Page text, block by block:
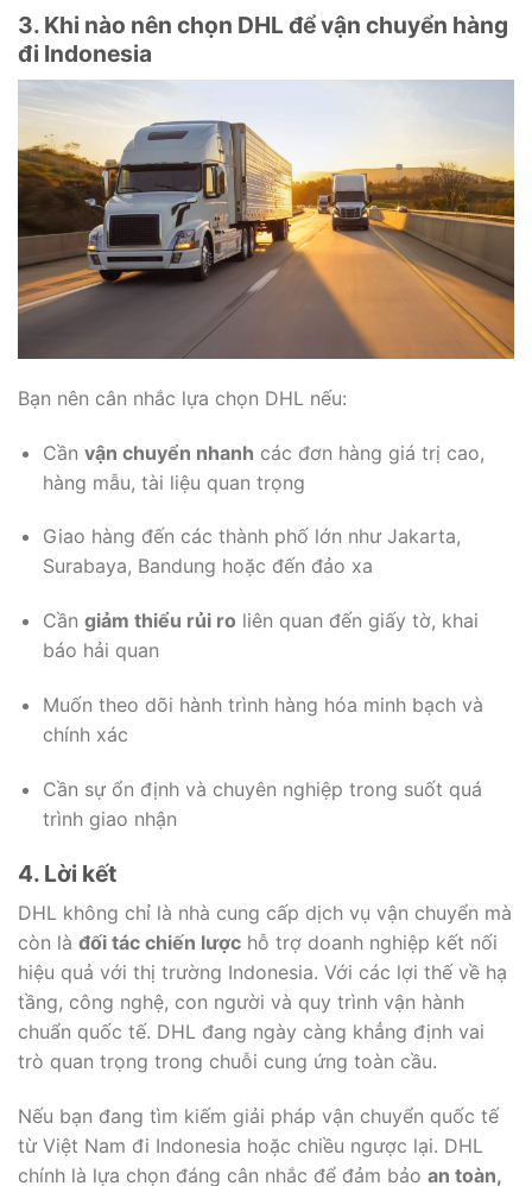
3. Khi nào nên chọn DHL để vận chuyển hàng
đi Indonesia
Bạn nên cân nhắc lựa chọn DHL nếu:
Cần vận chuyển nhanh các đơn hàng giá trị cao,
hàng mẫu, tài liệu quan trọng
Giao hàng đến các thành phố lớn như Jakarta,
Surabaya, Bandung hoặc đến đảo xa
Cần giảm thiểu rủi ro liên quan đến giấy tờ, khai
báo hải quan
Muốn theo dõi hành trình hàng hóa minh bạch và
chính xác
Cần sự ổn định và chuyên nghiệp trong suốt quá
trình giao nhận
4. Lời kết
DHL không chỉ là nhà cung cấp dịch vụ vận chuyển mà
còn là đối tác chiến lược hỗ trợ doanh nghiệp kết nối
hiệu quả với thị trường Indonesia. Với các lợi thế về hạ
tầng, công nghệ, con người và quy trình vận hành
chuẩn quốc tế. DHL đang ngày càng khẳng định vai
trò quan trọng trong chuỗi cung ứng toàn cầu.
Nếu bạn đang tìm kiếm giải pháp vận chuyển quốc tế
từ Việt Nam đi Indonesia hoặc chiều ngược lại. DHL
chính là lựa chọn đáng cân nhắc để đảm bảo an toàn,